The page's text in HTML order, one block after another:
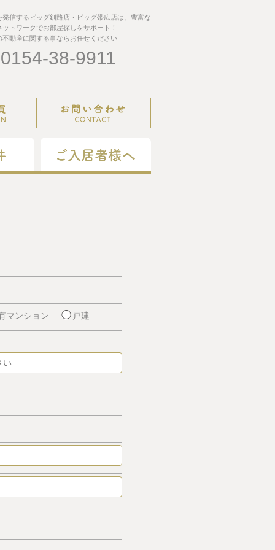
発信するビッグ釧路店・ビッグ帯広店は、豊富な
トワークでお部屋探しをサポート！
不動産に関する事ならお任せください
38-9911
マンション 戸建